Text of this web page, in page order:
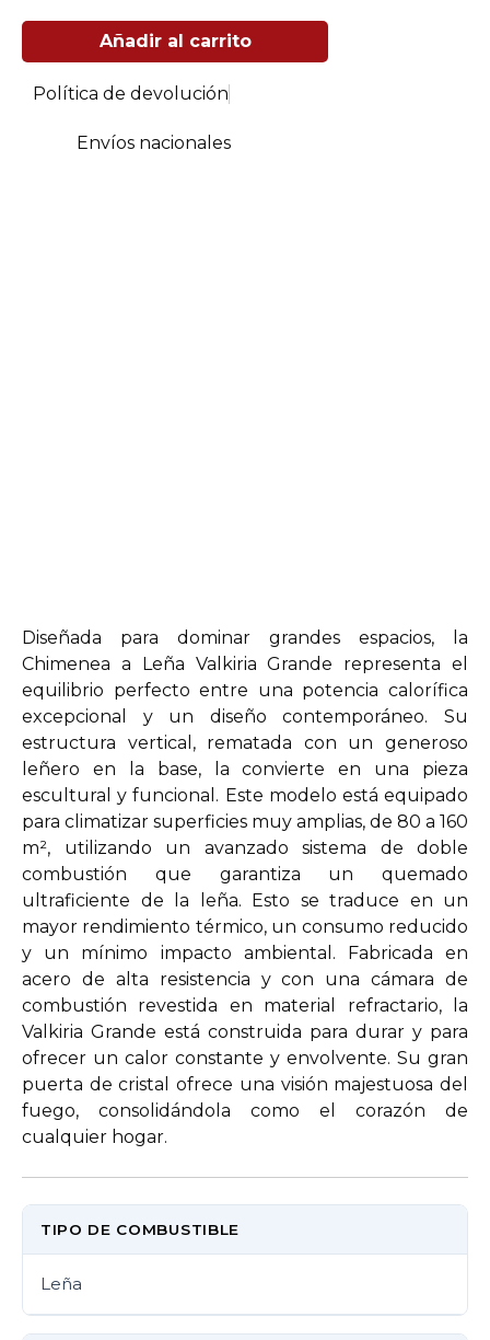
Chimenea
Leña
de
cantidad
Añadir al carrito
Política de devolución
Envíos nacionales
Diseñada para dominar grandes espacios, la
Chimenea a Leña Valkiria Grande representa el
equilibrio perfecto entre una potencia calorífica
excepcional y un diseño contemporáneo. Su
estructura vertical, rematada con un generoso
leñero en la base, la convierte en una pieza
escultural y funcional. Este modelo está equipado
para climatizar superficies muy amplias, de 80 a 160
m², utilizando un avanzado sistema de doble
combustión que garantiza un quemado
ultraficiente de la leña. Esto se traduce en un
mayor rendimiento térmico, un consumo reducido
y un mínimo impacto ambiental. Fabricada en
acero de alta resistencia y con una cámara de
combustión revestida en material refractario, la
Valkiria Grande está construida para durar y para
ofrecer un calor constante y envolvente. Su gran
puerta de cristal ofrece una visión majestuosa del
fuego, consolidándola como el corazón de
cualquier hogar.
TIPO DE COMBUSTIBLE
Leña